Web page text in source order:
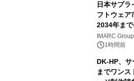
日本サプラ
フトウェア
2034年ま
し、CAGR
IMARC Group
1時間前
DK-HP、
までワンス